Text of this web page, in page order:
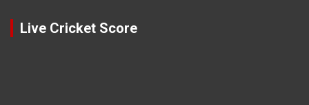
Live Cricket Score